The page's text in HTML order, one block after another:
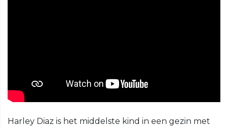
Harley Diaz is het middelste kind in een gezin met